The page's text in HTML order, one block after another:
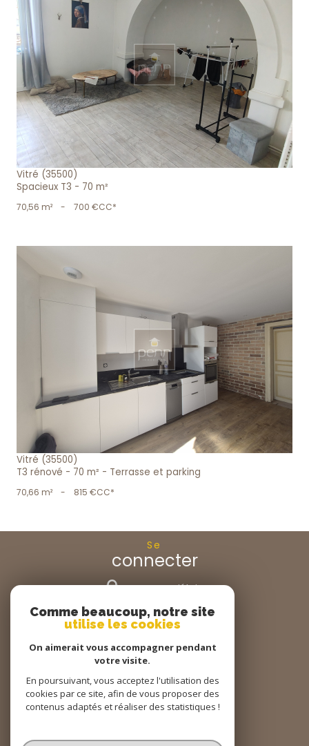
voir le bien
Vitré (35500)
Spacieux T3 - 70 m²
70,56 m² - 700 €CC*
voir le bien
Vitré (35500)
T3 rénové - 70 m² - Terrasse et parking
70,66 m² - 815 €CC*
Se
connecter
espace propriétaire
Nous
suivre
Nous
adhérons
Comme beaucoup, notre site
utilise les cookies
On aimerait vous accompagner pendant
votre visite.
En poursuivant, vous acceptez l'utilisation des
cookies par ce site, afin de vous proposer des
contenus adaptés et réaliser des statistiques !